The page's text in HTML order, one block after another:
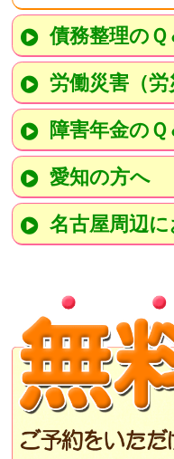
債務整理のＱ
労働災害（労
障害年金のＱ
愛知の方へ
名古屋周辺